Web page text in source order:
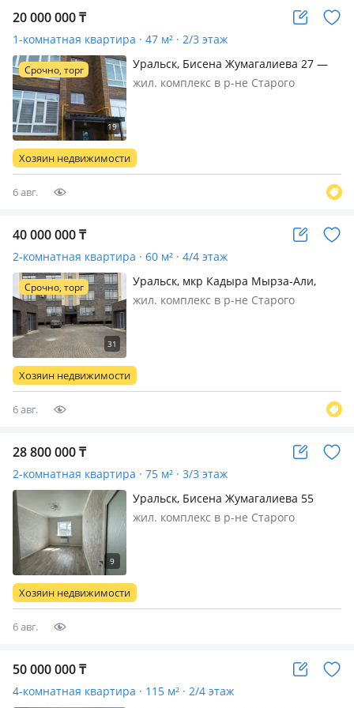
20 000 000₸
1-комнатная квартира · 47 м² · 2/3 этаж
Срочно, торг
Уральск, Бисена Жумагалиева 27 —
Коняхина
жил. комплекс в р-не Старого
меблирована частично, Продаётся
новая 1-ком. квартира улучшенной
Хозяин недвижимости
6 авг.
40 000 000₸
2-комнатная квартира · 60 м² · 4/4 этаж
Срочно, торг
Уральск, мкр Кадыра Мырза-Али,
Базарбай жуманиязова
жил. комплекс в р-не Старого
меблирована полностью, Продам 2-
комнатную квартиру в клубном
Хозяин недвижимости
6 авг.
28 800 000₸
2-комнатная квартира · 75 м² · 3/3 этаж
Уральск, Бисена Жумагалиева 55
жил. комплекс в р-не Старого
мебели, 2-комнатная квартира 76 м2
с автономным отоплением.
Хозяин недвижимости
6 авг.
50 000 000₸
4-комнатная квартира · 115 м² · 2/4 этаж